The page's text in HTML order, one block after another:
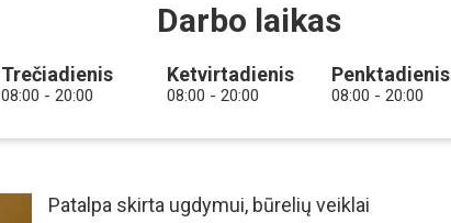
Darbo laikas
Trečiadienis
08:00 - 20:00
Ketvirtadienis
08:00 - 20:00
Penktadienis
08:00 - 20:00
Patalpa skirta ugdymui, būrelių veiklai